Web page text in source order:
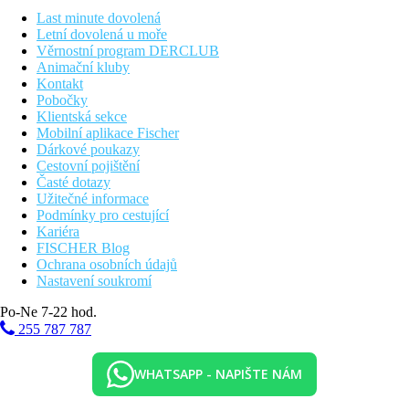
Pláž
Písečná pláž s pozvolným vstupem přímo u hotelu, slunečníky a
lehátka zdarma (dle dostupnosti). Místy kamenná plata.
Stravování
All Inclusive
Snídaně formou bufetu 7:30–10:00, oběd formou bufetu
12:30–14:00, večeře formou bufetu 18:30–21:00
Lehké občerstvení
červen-srpen: 11:00-16:30
září: 10:00-12:00 a 15:00-17:00
Neomezené množství vybraných místních rozlévaných
nealkoholických a alkoholických nápojů 10:00-23:00
Výše uvedené časy jsou určeny hotelem a mohou se změnit.
Sportovní nabídka
Za poplatek:
Sportovní aktivity probíhají v hotelu HVD Riviera Beach.
Last minute dovolená
Letní dovolená u moře
Věrnostní program DERCLUB
Animační kluby
Kontakt
Pobočky
Klientská sekce
Mobilní aplikace Fischer
Dárkové poukazy
Cestovní pojištění
Časté dotazy
Užitečné informace
Podmínky pro cestující
Kariéra
FISCHER Blog
Ochrana osobních údajů
Nastavení soukromí
Po-Ne 7-22 hod.
255 787 787
WHATSAPP - NAPIŠTE NÁM